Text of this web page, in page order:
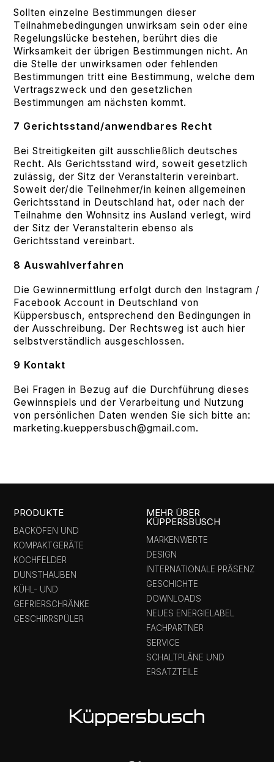
Sollten einzelne Bestimmungen dieser
Teilnahmebedingungen unwirksam sein oder eine
Regelungslücke bestehen, berührt dies die
Wirksamkeit der übrigen Bestimmungen nicht. An
die Stelle der unwirksamen oder fehlenden
Bestimmungen tritt eine Bestimmung, welche dem
Vertragszweck und den gesetzlichen
Bestimmungen am nächsten kommt.
7 Gerichtsstand/anwendbares Recht
Bei Streitigkeiten gilt ausschließlich deutsches
Recht. Als Gerichtsstand wird, soweit gesetzlich
zulässig, der Sitz der Veranstalterin vereinbart.
Soweit der/die Teilnehmer/in keinen allgemeinen
Gerichtsstand in Deutschland hat, oder nach der
Teilnahme den Wohnsitz ins Ausland verlegt, wird
der Sitz der Veranstalterin ebenso als
Gerichtsstand vereinbart.
8 Auswahlverfahren
Die Gewinnermittlung erfolgt durch den Instagram /
Facebook Account in Deutschland von
Küppersbusch, entsprechend den Bedingungen in
der Ausschreibung. Der Rechtsweg ist auch hier
selbstverständlich ausgeschlossen.
9 Kontakt
Bei Fragen in Bezug auf die Durchführung dieses
Gewinnspiels und der Verarbeitung und Nutzung
von persönlichen Daten wenden Sie sich bitte an:
marketing.kueppersbusch@gmail.com.
PRODUKTE
BACKÖFEN UND
KOMPAKTGERÄTE
KOCHFELDER
DUNSTHAUBEN
KÜHL- UND
GEFRIERSCHRÄNKE
GESCHIRRSPÜLER
MEHR ÜBER
KÜPPERSBUSCH
MARKENWERTE
DESIGN
INTERNATIONALE PRÄSENZ
GESCHICHTE
DOWNLOADS
NEUES ENERGIELABEL
FACHPARTNER
SERVICE
SCHALTPLÄNE UND
ERSATZTEILE